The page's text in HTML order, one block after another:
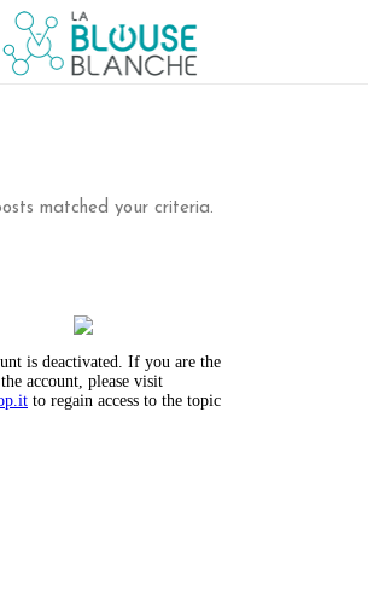
matched your criteria.